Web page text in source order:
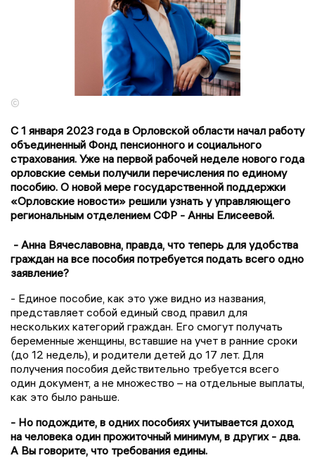
©
С 1 января 2023 года в Орловской области начал работу
объединенный Фонд пенсионного и социального
страхования. Уже на первой рабочей неделе нового года
орловские семьи получили перечисления по единому
пособию. О новой мере государственной поддержки
«Орловские новости» решили узнать у управляющего
региональным отделением СФР - Анны Елисеевой.
- Анна Вячеславовна, правда, что теперь для удобства
граждан на все пособия потребуется подать всего одно
заявление?
- Единое пособие, как это уже видно из названия,
представляет собой единый свод правил для
нескольких категорий граждан. Его смогут получать
беременные женщины, вставшие на учет в ранние сроки
(до 12 недель), и родители детей до 17 лет. Для
получения пособия действительно требуется всего
один документ, а не множество – на отдельные выплаты,
как это было раньше.
- Но подождите, в одних пособиях учитывается доход
на человека один прожиточный минимум, в других - два.
А Вы говорите, что требования едины.